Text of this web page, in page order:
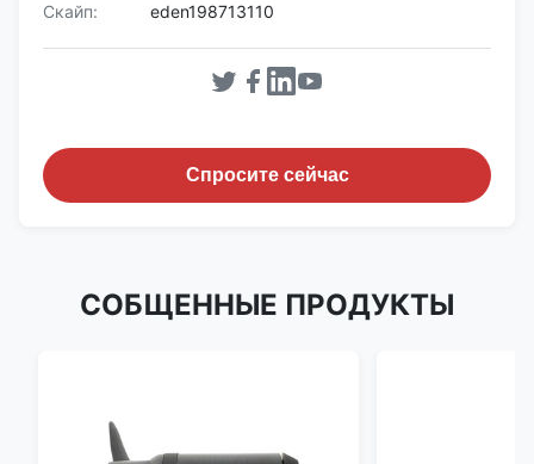
Скайп:
eden198713110
Спросите сейчас
СОБЩЕННЫЕ ПРОДУКТЫ